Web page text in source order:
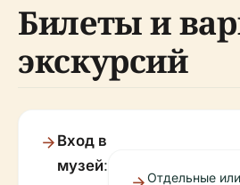
Билеты и
экскурсий
Вход в
музей:
Отдельные или